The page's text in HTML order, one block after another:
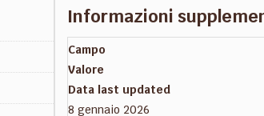
Informazioni
Campo
Valore
Data last updated
8 gennaio 2026